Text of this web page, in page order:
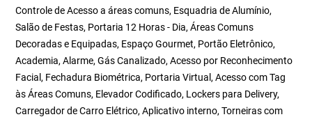
Controle de Acesso a áreas comuns, Esquadria de Alumínio,
Salão de Festas, Portaria 12 Horas - Dia, Áreas Comuns
Decoradas e Equipadas, Espaço Gourmet, Portão Eletrônico,
Academia, Alarme, Gás Canalizado, Acesso por Reconhecimento
Facial, Fechadura Biométrica, Portaria Virtual, Acesso com Tag
às Áreas Comuns, Elevador Codificado, Lockers para Delivery,
Carregador de Carro Elétrico, Aplicativo interno, Torneiras com